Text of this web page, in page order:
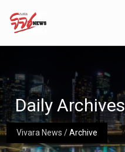
Vivara News /Archive
Daily Archives